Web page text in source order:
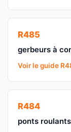
R485
gerbeurs à
Voir le guide
R484
ponts